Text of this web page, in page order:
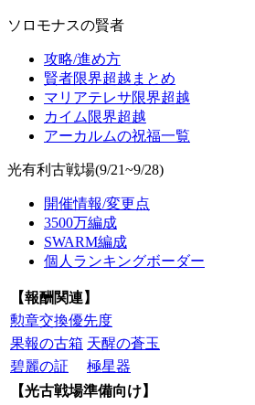
ソロモナスの賢者
攻略/進め方
賢者限界超越まとめ
マリアテレサ限界超越
カイム限界超越
アーカルムの祝福一覧
光有利古戦場(9/21~9/28)
開催情報/変更点
3500万編成
SWARM編成
個人ランキングボーダー
【報酬関連】
勲章交換優先度
果報の古箱 天醒の蒼玉
碧麗の証
極星器
【光古戦場準備向け】